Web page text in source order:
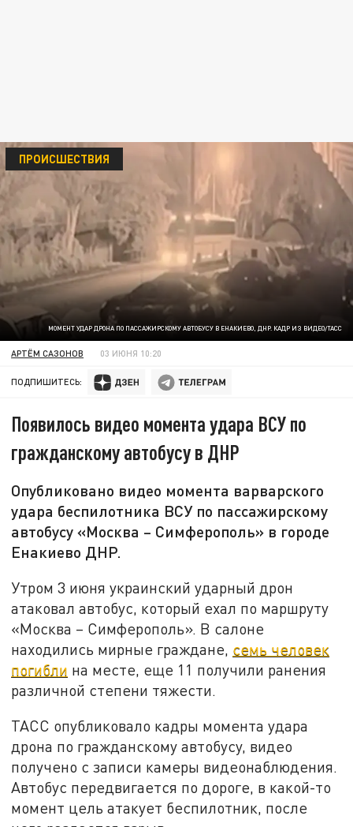
МОМЕНТ УДАР ДРОНА ПО ПАССАЖИРСКОМУ АВТОБУСУ В ЕНАКИЕВО, ДНР. КАДР ИЗ ВИДЕО/ТАСС
ПРОИСШЕСТВИЯ
АРТЁМ САЗОНОВ 03 ИЮНЯ 10:20
ПОДПИШИТЕСЬ:
Появилось видео момента удара ВСУ по
гражданскому автобусу в ДНР
Опубликовано видео момента варварского
удара беспилотника ВСУ по пассажирскому
автобусу «Москва – Симферополь» в городе
Енакиево ДНР.
Утром 3 июня украинский ударный дрон
атаковал автобус, который ехал по маршруту
«Москва – Симферополь». В салоне
находились мирные граждане, семь человек
погибли на месте, еще 11 получили ранения
различной степени тяжести.
ТАСС опубликовало кадры момента удара
дрона по гражданскому автобусу, видео
получено с записи камеры видеонаблюдения.
Автобус передвигается по дороге, в какой-то
момент цель атакует беспилотник, после